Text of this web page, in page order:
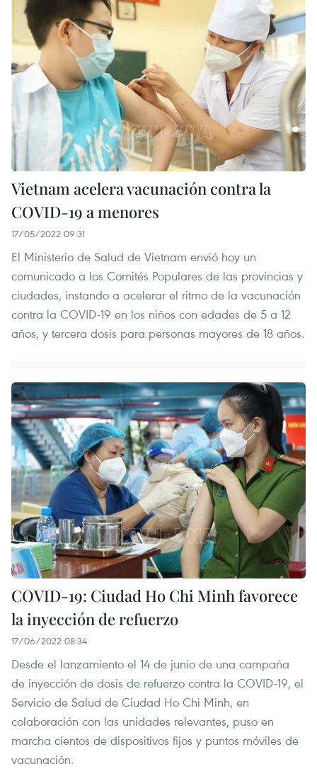
Vietnam acelera vacunación contra la
COVID-19 a menores
17/05/2022 09:31
El Ministerio de Salud de Vietnam envió hoy un
comunicado a los Comités Populares de las provincias y
ciudades, instando a acelerar el ritmo de la vacunación
contra la COVID-19 en los niños con edades de 5 a 12
años, y tercera dosis para personas mayores de 18 años.
COVID-19: Ciudad Ho Chi Minh favorece
la inyección de refuerzo
17/06/2022 08:34
Desde el lanzamiento el 14 de junio de una campaña
de inyección de dosis de refuerzo contra la COVID-19, el
Servicio de Salud de Ciudad Ho Chi Minh, en
colaboración con las unidades relevantes, puso en
marcha cientos de dispositivos fijos y puntos móviles de
vacunación.